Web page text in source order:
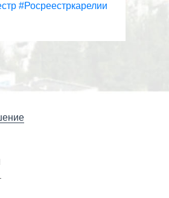
#Росреестркарелии